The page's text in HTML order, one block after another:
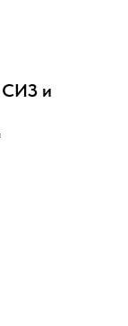
СИЗ и